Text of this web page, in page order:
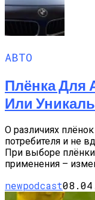
АВТО
Плёнка Для
Или
О различиях
потребителя и не
При выборе плёнки
применения –
newpodcast